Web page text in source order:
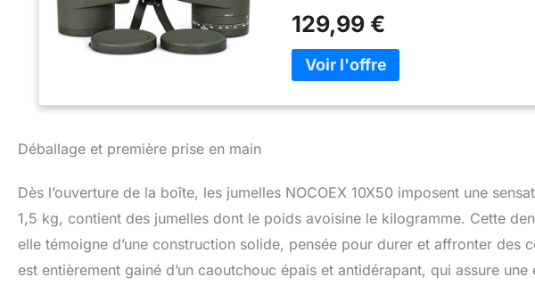
de faible luminosité Adaptées aux
sous pression d'azote et scéllées à
être utilisées dans tous types de
sangle: Facile à transporter et à ranger
des oiseaux, escalade, chasse,
129,99 €
Déballage et première prise en main
Dès l’ouverture de la boîte, les jumelles NOCOEX 10X50 imposent une
1,5 kg, contient des jumelles dont le poids avoisine le kilogramme. Cette
elle témoigne d’une construction solide, pensée pour durer et affronter des
est entièrement gainé d’un caoutchouc épais et antidérapant, qui assure